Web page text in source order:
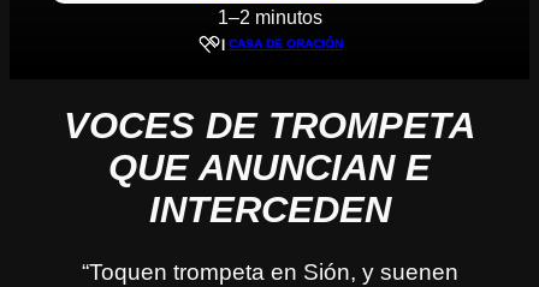
1–2 minutos
| CASA DE ORACIÓN
VOCES DE TROMPETA
QUE ANUNCIAN E
INTERCEDEN
“Toquen trompeta en Sión, y suenen